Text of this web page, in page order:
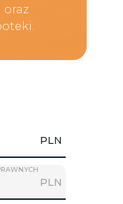
oraz
PLN
PLN